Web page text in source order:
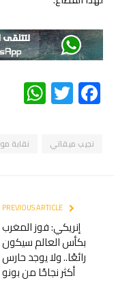
Facebook
Twitter
نجيب ميقاتي نقابة
إنريكي: فوز المغرب
بكأس العالم سيكون
رائعًا.. ولا يوجد حارس
أكثر نجاحًا من بونو